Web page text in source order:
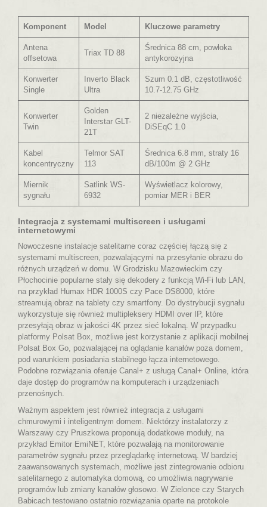
Komponent Model Kluczowe parametry
Antena
offsetowa
Triax TD 88
Średnica 88 cm, powłoka
antykorozyjna
Konwerter
Single
Inverto Black
Ultra
Szum 0.1 dB, częstotliwość
10.7-12.75 GHz
Konwerter
Twin
Golden
Interstar GLT-
21T
2 niezależne wyjścia,
DiSEqC 1.0
Kabel
koncentryczny
Telmor SAT
113
Średnica 6.8 mm, straty 16
dB/100m @ 2 GHz
Miernik
sygnału
Satlink WS-
6932
Wyświetlacz kolorowy,
pomiar MER i BER
Integracja z systemami multiscreen i usługami
internetowymi
Nowoczesne instalacje satelitarne coraz częściej łączą się z
systemami multiscreen, pozwalającymi na przesyłanie obrazu do
różnych urządzeń w domu. W Grodzisku Mazowieckim czy
Płochocinie popularne stały się dekodery z funkcją Wi-Fi lub LAN,
na przykład Humax HDR 1000S czy Pace DS8000, które
streamują obraz na tablety czy smartfony. Do dystrybucji sygnału
wykorzystuje się również multipleksery HDMI over IP, które
przesyłają obraz w jakości 4K przez sieć lokalną. W przypadku
platformy Polsat Box, możliwe jest korzystanie z aplikacji mobilnej
Polsat Box Go, pozwalającej na oglądanie kanałów poza domem,
pod warunkiem posiadania stabilnego łącza internetowego.
Podobne rozwiązania oferuje Canal+ z usługą Canal+ Online, która
daje dostęp do programów na komputerach i urządzeniach
przenośnych.
Ważnym aspektem jest również integracja z usługami
chmurowymi i inteligentnym domem. Niektórzy instalatorzy z
Warszawy czy Pruszkowa proponują dodatkowe moduły, na
przykład Emitor EmiNET, które pozwalają na monitorowanie
parametrów sygnału przez przeglądarkę internetową. W bardziej
zaawansowanych systemach, możliwe jest zintegrowanie odbioru
satelitarnego z automatyka domową, co umożliwia nagrywanie
programów lub zmiany kanałów głosowo. W Zielonce czy Starych
Babicach testowano ostatnio rozwiązania oparte na protokole